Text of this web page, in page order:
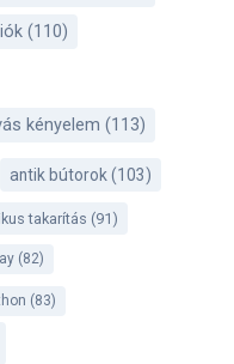
(110)
kényelem (113)
antik bútorok (103)
takarítás (91)
(82)
(83)